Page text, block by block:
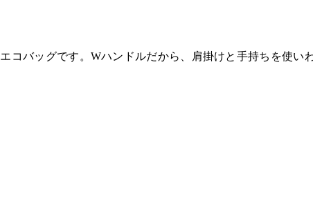
コバッグです。Wハンドルだから、肩掛けと手持ちを使い